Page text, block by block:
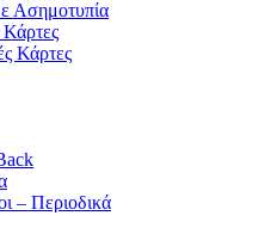
Ασημοτυπία
Κάρτες
– Περιοδικά